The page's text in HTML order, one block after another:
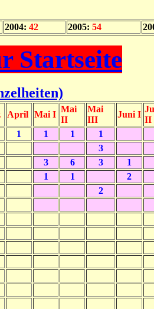
2004: 42 2005: 54
Startseite
April Mai I
Mai
II
Mai
III
Juni I
II
1 1 1
1
3
3 6 3
1
1 1
2
2